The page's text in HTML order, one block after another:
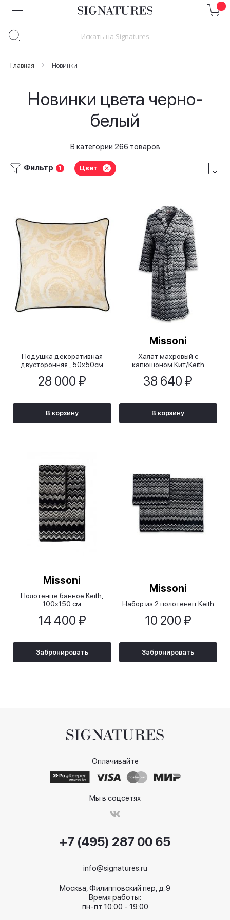
Skip
to
Главная Новинки
Новинки цвета черно-
белый
В категории 266 товаров
Фильтр 1 Цвет
Подушка декоративная
двусторонняя , 50х50см
28 000 ₽
В корзину
Missoni
Халат махровый с
капюшоном Кит/Keith
38 640 ₽
В корзину
Missoni
Полотенце банное Keith,
100х150 см
14 400 ₽
Забронировать
Missoni
Набор из 2 полотенец Keith
10 200 ₽
Забронировать
Оплачивайте
Мы в соцсетях
+7 (495) 287 00 65
info@signatures.ru
Москва, Филипповский пер, д.9
Время работы:
пн-пт 10:00 - 19:00